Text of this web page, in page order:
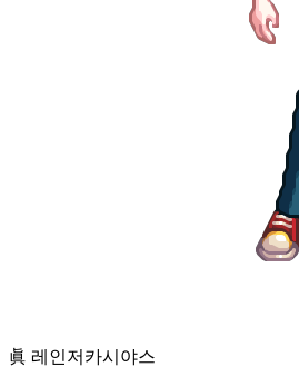
眞 레인저 카시야스